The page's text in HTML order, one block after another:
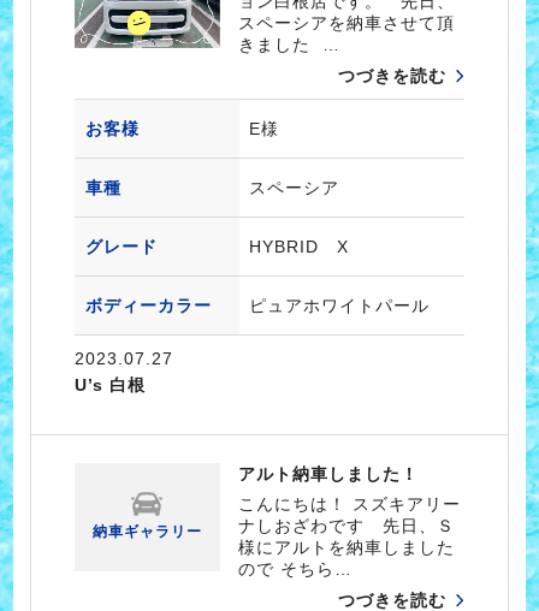
スペーシアを納車させて頂
きました …
つづきを読む
お客様 E様
車種 スペーシア
グレード HYBRID X
ボディーカラー ピュアホワイトパール
2023.07.27
U’s 白根
納車ギャラリー
アルト納車しました！
こんにちは！ スズキアリー
ナしおざわです 先日、Ｓ
様にアルトを納車しました
ので そちら…
つづきを読む